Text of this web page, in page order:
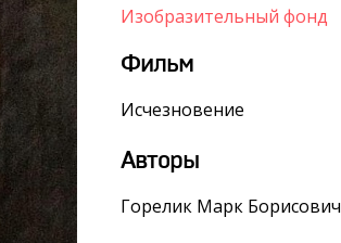
Изобразительный фонд
Фильм
Исчезновение
Авторы
Горелик Марк Борисович